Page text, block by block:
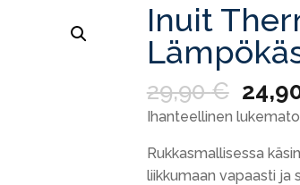
Inuit
29,90€
hinta
Ihanteellinen
Rukkasmallisessa
liikkumaan vapaasti